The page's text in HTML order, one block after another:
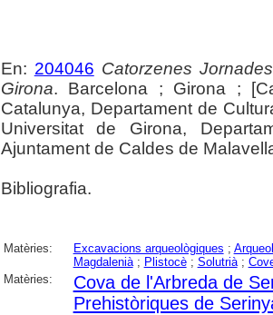
En: 204046 Catorzenes
Girona. Barcelona ; Girona ;
Catalunya, Departament de
Universitat de Girona,
Ajuntament de Caldes de
Bibliografia.
Matèries: Excavacions arqueològiques ;
Magdalenià; Plistocè; Solutrià;
Matèries:
Cova de l'Arbreda de
Prehistòriques de